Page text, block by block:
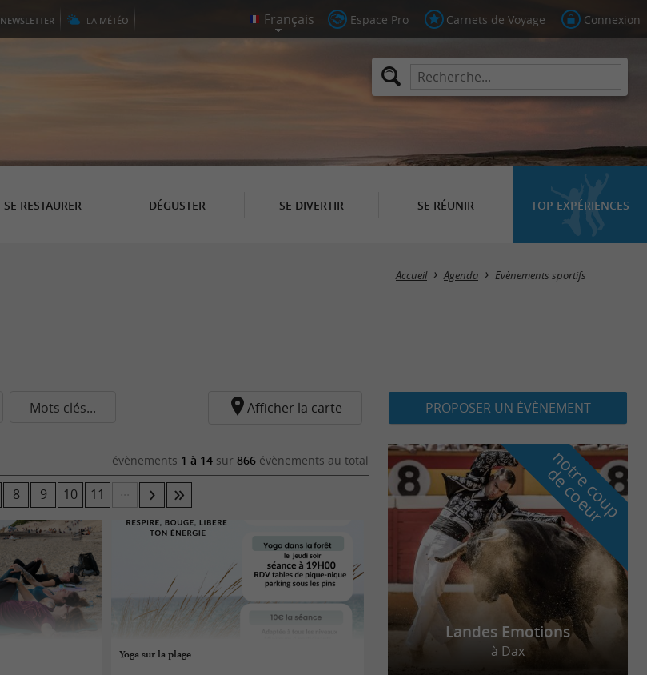
NEWSLETTER LA MÉTÉO Espace Pro Carnets de Voyage Connexion
SE RESTAURER DÉGUSTER SE DIVERTIR SE RÉUNIR TOP EXPÉRIENCES
Masquer la carte
Accueil Agenda Evènements sportifs
Mots clés... Afficher la carte
évènements 1 à 14 sur 866 évènements au total
8 9 10 11
Yoga sur la plage
PROPOSER UN ÉVÈNEMENT
n
o
t
r
e
c
o
u
p
d
e
c
o
e
u
r
Landes Emotions
à Dax